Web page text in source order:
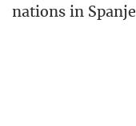
nations in Spanje